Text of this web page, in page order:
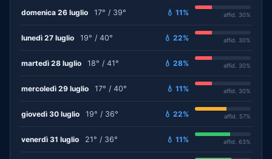
domenica 26 luglio 17° / 39° 💧 11% affid. 30%
lunedì 27 luglio 19° / 40° 💧 22% affid. 30%
martedì 28 luglio 18° / 41° 💧 28% affid. 30%
mercoledì 29 luglio 17° / 40° 💧 11% affid. 30%
giovedì 30 luglio 19° / 36° 💧 22% affid. 57%
venerdì 31 luglio 21° / 36° 💧 11% affid. 63%